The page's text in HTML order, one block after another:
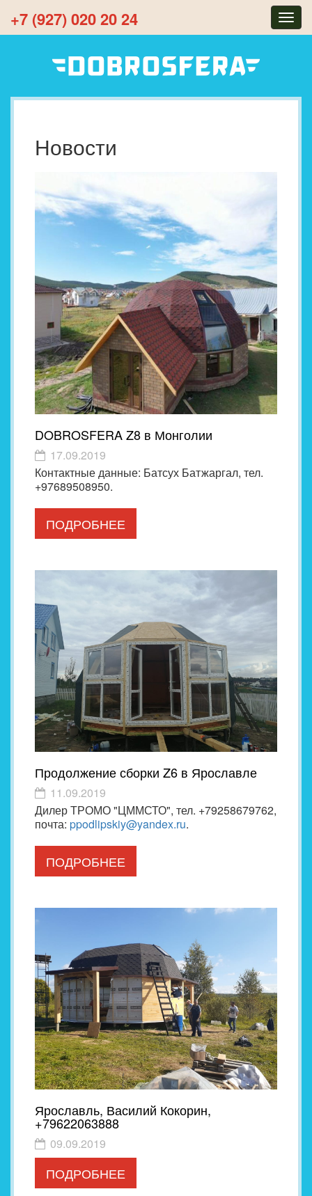
+7 (927) 020 20 24
Новости
DOBROSFERA Z8 в Монголии
17.09.2019
Контактные данные: Батсух Батжаргал, тел.
+97689508950.
ПОДРОБНЕЕ
Продолжение сборки Z6 в Ярославле
11.09.2019
Дилер ТРОМО "ЦММСТО", тел. +79258679762,
почта: ppodlipskiy@yandex.ru.
ПОДРОБНЕЕ
Ярославль, Василий Кокорин,
+79622063888
09.09.2019
ПОДРОБНЕЕ